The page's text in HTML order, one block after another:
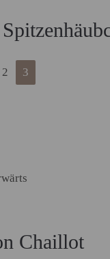
2 3
Chaillot